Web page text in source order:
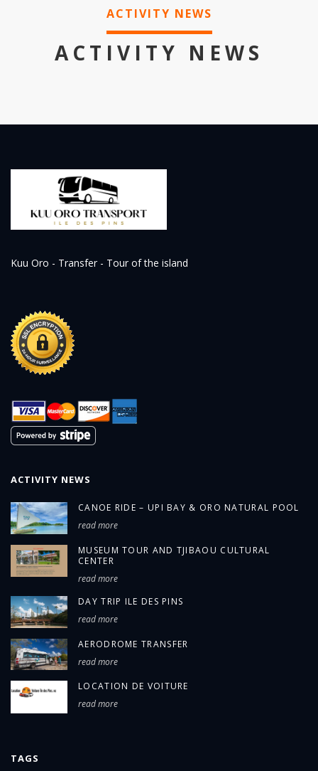
ACTIVITY NEWS
ACTIVITY NEWS
Kuu Oro - Transfer - Tour of the island
ACTIVITY NEWS
CANOE RIDE – UPI BAY & ORO NATURAL POOL
read more
MUSEUM TOUR AND TJIBAOU CULTURAL
CENTER
read more
DAY TRIP ILE DES PINS
read more
AERODROME TRANSFER
read more
LOCATION DE VOITURE
read more
TAGS